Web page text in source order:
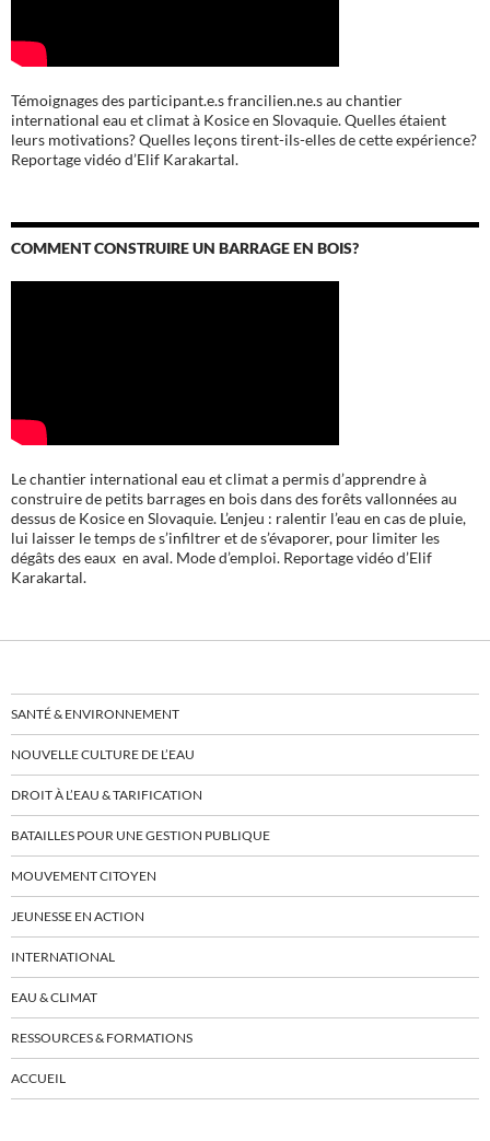
Témoignages des participant.e.s francilien.ne.s au chantier
international eau et climat à Kosice en Slovaquie. Quelles étaient
leurs motivations? Quelles leçons tirent-ils-elles de cette expérience?
Reportage vidéo d’Elif Karakartal.
COMMENT CONSTRUIRE UN BARRAGE EN BOIS?
Le chantier international eau et climat a permis d’apprendre à
construire de petits barrages en bois dans des forêts vallonnées au
dessus de Kosice en Slovaquie. L’enjeu : ralentir l’eau en cas de pluie,
lui laisser le temps de s’infiltrer et de s’évaporer, pour limiter les
dégâts des eaux en aval. Mode d’emploi. Reportage vidéo d’Elif
Karakartal.
SANTÉ & ENVIRONNEMENT
NOUVELLE CULTURE DE L’EAU
DROIT À L’EAU & TARIFICATION
BATAILLES POUR UNE GESTION PUBLIQUE
MOUVEMENT CITOYEN
JEUNESSE EN ACTION
INTERNATIONAL
EAU & CLIMAT
RESSOURCES & FORMATIONS
ACCUEIL